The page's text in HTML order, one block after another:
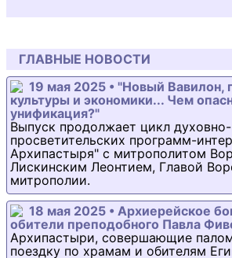
ГЛАВНЫЕ НОВОСТИ
19 мая 2025 • "Новый Вавилон,
культуры и экономики... Чем
унификация?"
Выпуск продолжает цикл духовно-
просветительских программ-
Архипастыря" с митрополитом
Лискинским Леонтием, Главой
митрополии.
18 мая 2025 • Архиерейское
обители преподобного Павла
Архипастыри, совершающие
поездку по храмам и обителям